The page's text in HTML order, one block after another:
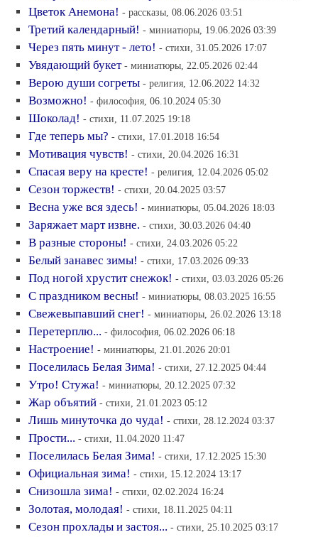
Цветок Анемона! - рассказы, 08.06.2026 03:51
Третий календарный! - миниатюры, 19.06.2026 03:39
Через пять минут - лето! - стихи, 31.05.2026 17:07
Увядающий букет - миниатюры, 22.05.2026 02:44
Верою души согреты - религия, 12.06.2022 14:32
Возможно! - философия, 06.10.2024 05:30
Шоколад! - стихи, 11.07.2025 19:18
Где теперь мы? - стихи, 17.01.2018 16:54
Мотивация чувств! - стихи, 20.04.2026 16:31
Спасая веру на кресте! - религия, 12.04.2026 05:02
Сезон торжеств! - стихи, 20.04.2025 03:57
Весна уже вся здесь! - миниатюры, 05.04.2026 18:03
Заряжает март извне. - стихи, 30.03.2026 04:40
В разные стороны! - стихи, 24.03.2026 05:22
Белый занавес зимы! - стихи, 17.03.2026 09:33
Под ногой хрустит снежок! - стихи, 03.03.2026 05:26
С праздником весны! - миниатюры, 08.03.2025 16:55
Свежевыпавший снег! - миниатюры, 26.02.2026 13:18
Перетерплю... - философия, 06.02.2026 06:18
Настроение! - миниатюры, 21.01.2026 20:01
Поселилась Белая Зима! - стихи, 27.12.2025 04:44
Утро! Стужа! - миниатюры, 20.12.2025 07:32
Жар объятий - стихи, 21.01.2023 05:12
Лишь минуточка до чуда! - стихи, 28.12.2024 03:37
Прости... - стихи, 11.04.2020 11:47
Поселилась Белая Зима! - стихи, 17.12.2025 15:30
Официальная зима! - стихи, 15.12.2024 13:17
Снизошла зима! - стихи, 02.02.2024 16:24
Золотая, молодая! - стихи, 18.11.2025 04:11
Сезон прохлады и застоя... - стихи, 25.10.2025 03:17